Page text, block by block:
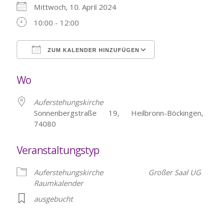
Mittwoch, 10. April 2024
10:00 - 12:00
ZUM KALENDER HINZUFÜGEN
Wo
Auferstehungskirche
Sonnenbergstraße 19, Heilbronn-Böckingen,
74080
Veranstaltungstyp
Auferstehungskirche
Großer Saal UG
Raumkalender
ausgebucht